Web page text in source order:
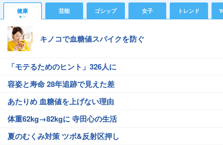
健康 芸能 ゴシップ 女子 トレンド
キノコで血糖値スパイクを防ぐ
「モテるためのヒント」326人に
容姿と寿命 28年追跡で見えた差
あたりめ 血糖値を上げない理由
体重62kg→82kgに 寺田心の生活
夏のむくみ対策 ツボ&反射区押し